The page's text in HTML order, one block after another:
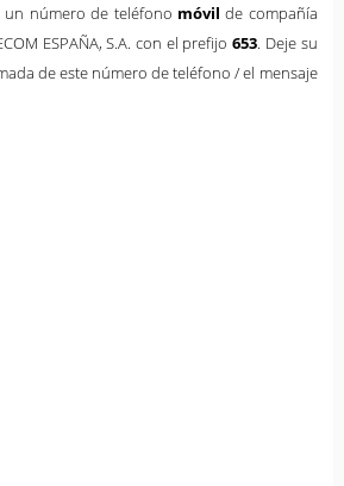
un número de teléfono móvil de compañía
ESPAÑA, S.A. con el prefijo653. Deje su
de este número de teléfono / el mensaje